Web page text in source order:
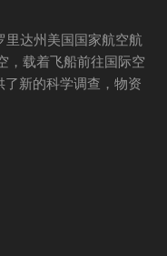
里达州美国国家航空航
，载着飞船前往国际空
新的科学调查，物资